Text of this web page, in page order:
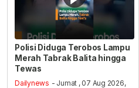
Polisi Diduga Terobos Lampu
Merah Tabrak Balita hingga
Tewas
Dailynews - Jumat , 07 Aug 2026,